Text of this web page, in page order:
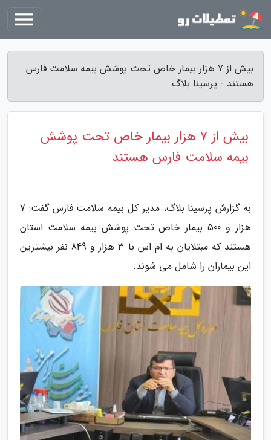
بیش از 7 هزار بیمار خاص تحت پوشش بیمه سلامت فارس
هستند - پرسینا بلاگ
بیش از 7 هزار بیمار خاص تحت پوشش
بیمه سلامت فارس هستند
به گزارش پرسینا بلاگ، مدیر کل بیمه سلامت فارس گفت: 7
هزار و 500 بیمار خاص تحت پوشش بیمه سلامت استان
هستند که مبتلایان به ام اس با 3 هزار و 849 نفر بیشترین
این بیماران را شامل می شوند.